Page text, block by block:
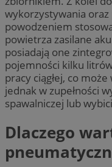
wykorzystywania
powodzeniem
powietrza zasilane
posiadają one
pojemności kilku
pracy ciągłej, co
jednak w zupełności
spawalniczej lub
Dlaczego